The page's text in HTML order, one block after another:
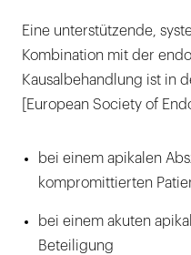
Eine unterstützende,
Kombination mit der
Kausalbehandlung ist in
[European Society of
bei einem apikalen
kompromittierten
bei einem akuten
Beteiligung